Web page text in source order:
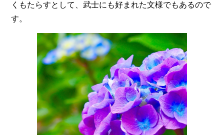
くもたらすとして、武士にも好まれた文様でもあるので
す。